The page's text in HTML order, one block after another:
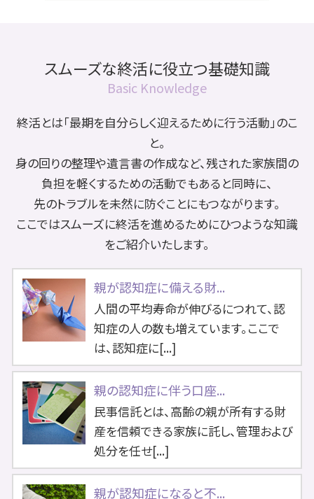
スムーズな終活に役立つ基礎知識
Basic Knowledge
終活とは「最期を自分らしく迎えるために行う活動」のこ
と。
身の回りの整理や遺言書の作成など、残された家族間の
負担を軽くするための活動でもあると同時に、
先のトラブルを未然に防ぐことにもつながります。
ここではスムーズに終活を進めるためにひつような知識
をご紹介いたします。
親が認知症に備える財...
人間の平均寿命が伸びるにつれて、認
知症の人の数も増えています。ここで
は、認知症に[...]
親の認知症に伴う口座...
民事信託とは、高齢の親が所有する財
産を信頼できる家族に託し、管理および
処分を任せ[...]
親が認知症になると不...